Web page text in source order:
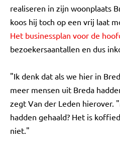
realiseren in zijn woonplaats
koos hij toch op een vrij laat
Het businessplan voor de
bezoekersaantallen en dus
"Ik denk dat als we hier in
meer mensen uit Breda
zegt Van der Leden hierover.
hadden gehaald? Het is
niet."